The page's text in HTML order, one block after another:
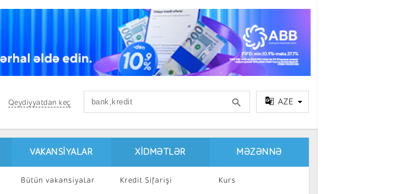
Qeydiyyatdan keç AZE
VAKANSIYALAR
Bütün vakansiyalar
XIDMƏTLƏR
Kredit Sifarişi
MƏZƏNNƏ
Kurs